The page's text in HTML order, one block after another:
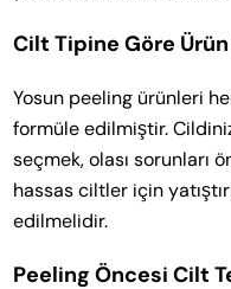
Cilt Tipine Göre
Yosun peeling ürünleri
formüle edilmiştir.
seçmek, olası sorunları
hassas ciltler için
edilmelidir.
Peeling Öncesi Cilt